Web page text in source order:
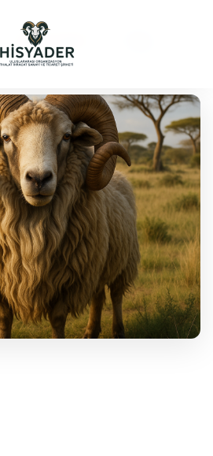
Adak Kurbanı